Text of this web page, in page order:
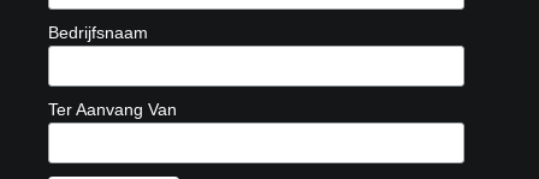
Bedrijfsnaam
Ter Aanvang Van